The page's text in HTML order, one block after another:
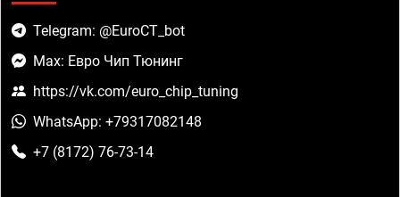
Telegram: @EuroCT_bot
Max: Евро Чип Тюнинг
https://vk.com/euro_chip_tuning
WhatsApp: +79317082148
+7 (8172) 76-73-14